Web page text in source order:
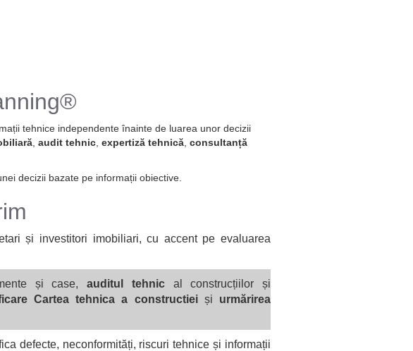
tehnice independente înainte de luarea unor decizii
audit tehnic expertiză tehnică consultanță
decizii bazate pe informații obiective.
și investitori imobiliari, cu accent pe evaluarea
și case,auditul tehnical construcțiilor și
Cartea tehnica a constructieiși urmărirea
defecte, neconformități, riscuri tehnice și informații